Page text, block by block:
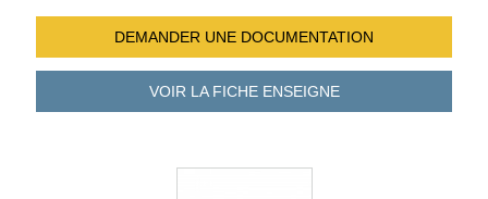
DEMANDER UNE DOCUMENTATION
VOIR LA FICHEENSEIGNE